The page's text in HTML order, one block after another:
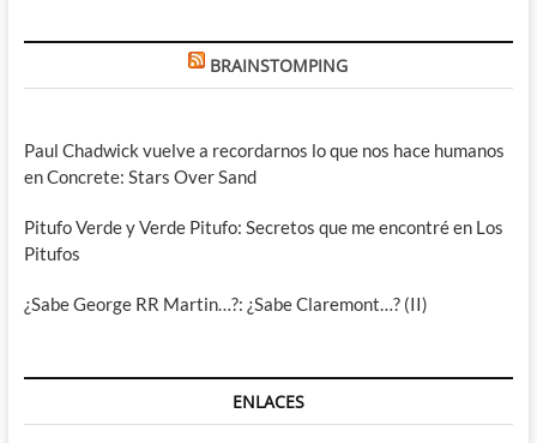
BRAINSTOMPING
Paul Chadwick vuelve a recordarnos lo que nos hace humanos
en Concrete: Stars Over Sand
Pitufo Verde y Verde Pitufo: Secretos que me encontré en Los
Pitufos
¿Sabe George RR Martin…?: ¿Sabe Claremont…? (II)
ENLACES